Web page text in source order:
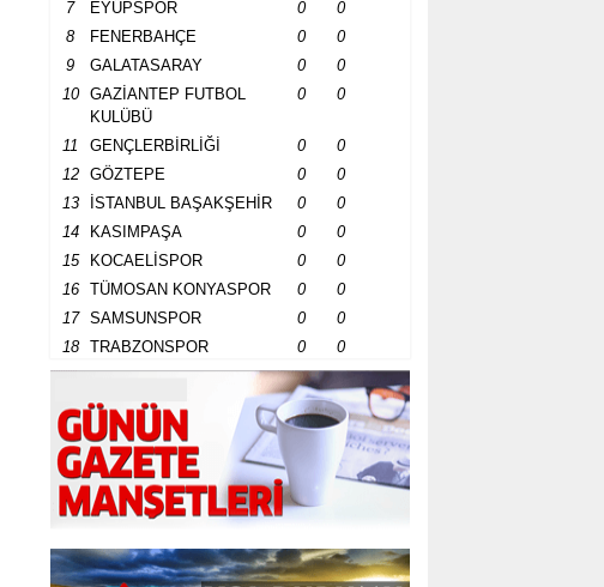
7
EYÜPSPOR 0
0
8
FENERBAHÇE 0
0
9
GALATASARAY 0
0
10
GAZİANTEP FUTBOL
KULÜBÜ
0 0
11 GENÇLERBİRLİĞİ 0
0
12
GÖZTEPE 0
0
13
İSTANBUL BAŞAKŞEHİR 0
0
14
KASIMPAŞA 0
0
15
KOCAELİSPOR 0
0
16
TÜMOSAN KONYASPOR 0
0
17
SAMSUNSPOR 0
0
18
TRABZONSPOR 0 0